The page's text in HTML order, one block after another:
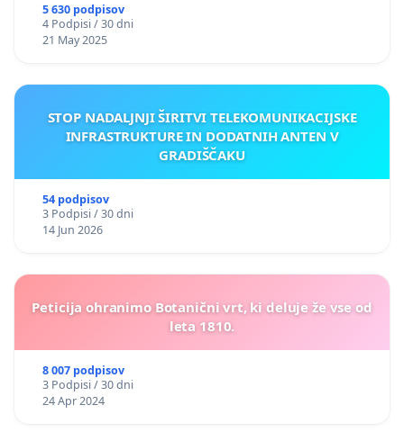
5 630 podpisov
4 Podpisi / 30 dni
21 May 2025
STOP NADALJNJI ŠIRITVI TELEKOMUNIKACIJSKE
INFRASTRUKTURE IN DODATNIH ANTEN V
GRADIŠČAKU
54 podpisov
3 Podpisi / 30 dni
14 Jun 2026
Peticija ohranimo Botanični vrt, ki deluje že vse od
leta 1810.
8 007 podpisov
3 Podpisi / 30 dni
24 Apr 2024